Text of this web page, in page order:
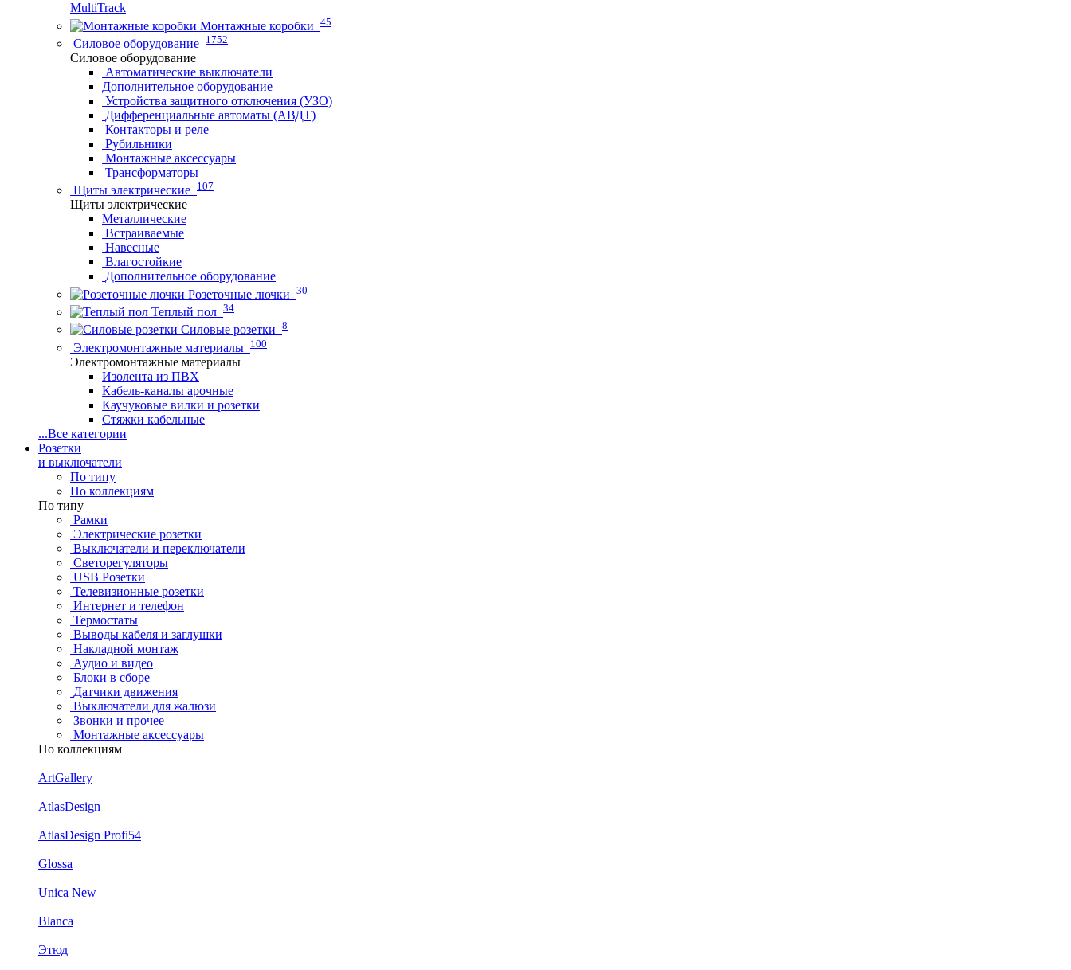
MultiTrack
Монтажные коробки 45
Силовое оборудование 1752
Силовое оборудование
Автоматические выключатели
Дополнительное оборудование
Устройства защитного отключения (УЗО)
Дифференциальные автоматы (АВДТ)
Контакторы и реле
Рубильники
Монтажные аксессуары
Трансформаторы
Щиты электрические 107
Щиты электрические
Металлические
Встраиваемые
Навесные
Влагостойкие
Дополнительное оборудование
Розеточные лючки 30
Теплый пол 34
Силовые розетки 8
Электромонтажные материалы 100
Электромонтажные материалы
Изолента из ПВХ
Кабель-каналы арочные
Каучуковые вилки и розетки
Стяжки кабельные
...Все категории
Розетки
и выключатели
По типу
По коллекциям
По типу
Рамки
Электрические розетки
Выключатели и переключатели
Светорегуляторы
USB Розетки
Телевизионные розетки
Интернет и телефон
Термостаты
Выводы кабеля и заглушки
Накладной монтаж
Аудио и видео
Блоки в сборе
Датчики движения
Выключатели для жалюзи
Звонки и прочее
Монтажные аксессуары
По коллекциям
ArtGallery
AtlasDesign
AtlasDesign Profi54
Glossa
Unica New
Blanca
Этюд